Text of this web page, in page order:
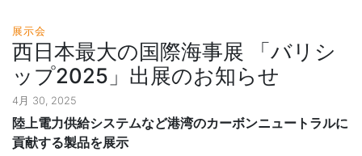
展示会
西日本最大の国際海事展 「バリシ
ップ2025」出展のお知らせ
4月 30, 2025
陸上電力供給システムなど港湾のカーボンニュートラルに
貢献する製品を展示